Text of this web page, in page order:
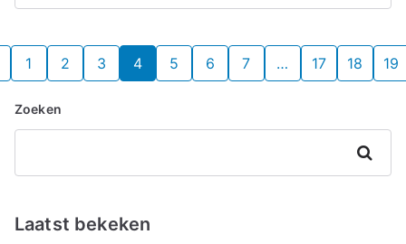
1 2 3 4 5 6 7 … 17 18 19
Zoeken
Zoeken
Laatst bekeken